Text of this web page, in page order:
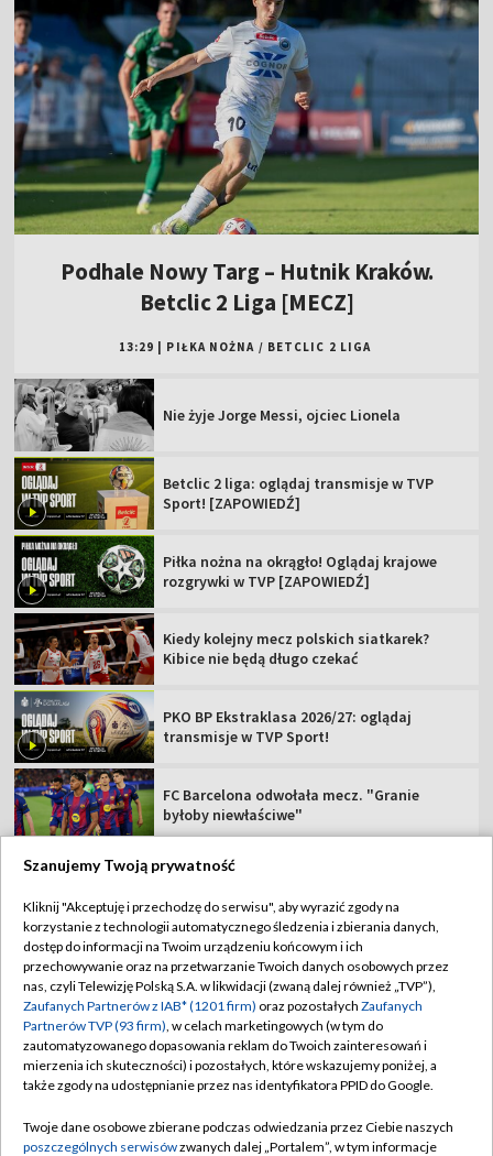
Podhale Nowy Targ – Hutnik Kraków.
Betclic 2 Liga [MECZ]
13:29 PIŁKA NOŻNA / BETCLIC 2 LIGA
Nie żyje Jorge Messi, ojciec Lionela
Betclic 2 liga: oglądaj transmisje w TVP
Sport! [ZAPOWIEDŹ]
Piłka nożna na okrągło! Oglądaj krajowe
rozgrywki w TVP [ZAPOWIEDŹ]
Kiedy kolejny mecz polskich siatkarek?
Kibice nie będą długo czekać
PKO BP Ekstraklasa 2026/27: oglądaj
transmisje w TVP Sport!
FC Barcelona odwołała mecz. "Granie
byłoby niewłaściwe"
TVP
Abonament TVP
Sklep TVP
Biuro Reklamy
Oferta Handlowa
Emisja w TVP
Regulamin TVP
Polityka prywatności
Moje zgody
Biuro reklamy
Szanujemy Twoją prywatność
Kliknij "Akceptuję i przechodzę do serwisu", aby wyrazić zgody na
korzystanie z technologii automatycznego śledzenia i zbierania danych,
dostęp do informacji na Twoim urządzeniu końcowym i ich
przechowywanie oraz na przetwarzanie Twoich danych osobowych przez
nas, czyli Telewizję Polską S.A. w likwidacji (zwaną dalej również „TVP”),
Zaufanych Partnerów z IAB* (1201 firm) oraz pozostałych Zaufanych
Partnerów TVP (93 firm), w celach marketingowych (w tym do
zautomatyzowanego dopasowania reklam do Twoich zainteresowań i
mierzenia ich skuteczności) i pozostałych, które wskazujemy poniżej, a
także zgody na udostępnianie przez nas identyfikatora PPID do Google.
Twoje dane osobowe zbierane podczas odwiedzania przez Ciebie naszych
poszczególnych serwisówzwanych dalej „Portalem”, w tym informacje